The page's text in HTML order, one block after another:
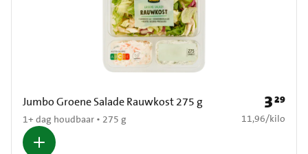
Jumbo Groene Salade Rauwkost 275 g
1+ dag houdbaar • 275 g
Prijs: €
329
€ 11,96 per kilo
11,96/kilo